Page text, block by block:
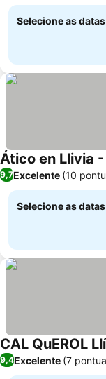
Selecione as
Ático en Llivia
9,7Excelente (10
Selecione as
CAL QuEROL
9,4Excelente (7